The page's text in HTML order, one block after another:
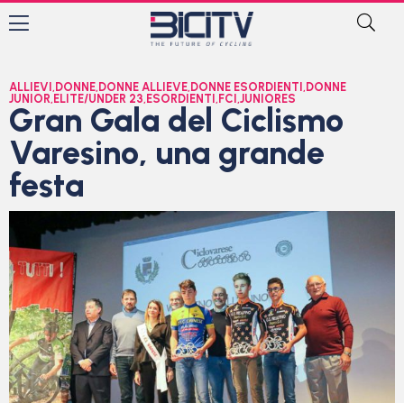
ALLIEVI , DONNE, DONNE ALLIEVE, DONNE ESORDIENTI , DONNE
JUNIOR, ELITE/UNDER 23, ESORDIENTI , FCI ,JUNIORES
Gran Gala del Ciclismo
Varesino, una grande
festa